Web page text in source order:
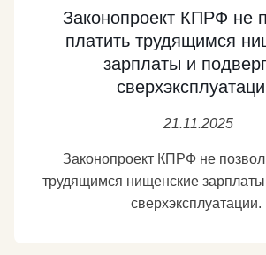
МКНЕ Телеграм (https://t.me/klubnarodnogoedinstva)
Сайт (narodedinstvo.ru/) ВКонтакте
(vk.com/club229246008) Рутуб
(https://rutube.ru/channel/59698066/) Для помощи
фонду СВОИМ перейдите по
fondsvoim.ru/pomogi_svoim
Законопроект КПРФ не
платить трудящимся
зарплаты и
21.11.2025
Законопроект КПРФ не
трудящимся нищенские зарплаты
сверхэксплуатации.